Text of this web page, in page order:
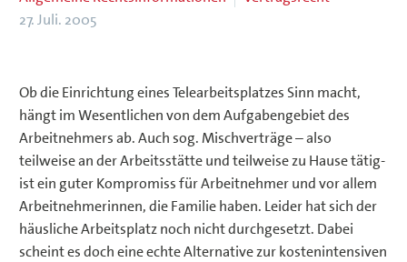
27. Juli. 2005
Ob die Einrichtung eines Telearbeitsplatzes Sinn macht,
hängt im Wesentlichen von dem Aufgabengebiet des
Arbeitnehmers ab. Auch sog. Mischverträge – also
teilweise an der Arbeitsstätte und teilweise zu Hause tätig-
ist ein guter Kompromiss für Arbeitnehmer und vor allem
Arbeitnehmerinnen, die Familie haben. Leider hat sich der
häusliche Arbeitsplatz noch nicht durchgesetzt. Dabei
scheint es doch eine echte Alternative zur kostenintensiven